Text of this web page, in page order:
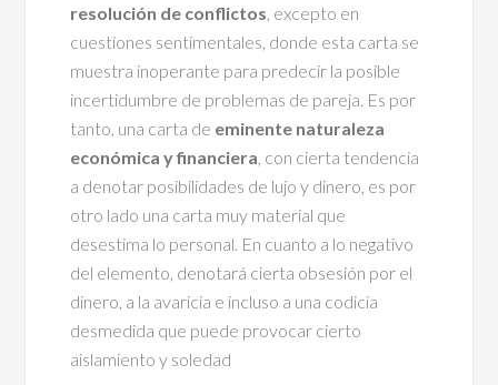
resolución de conflictos, excepto en
cuestiones sentimentales, donde esta carta se
muestra inoperante para predecir la posible
incertidumbre de problemas de pareja. Es por
tanto, una carta de eminente naturaleza
económica y financiera, con cierta tendencia
a denotar posibilidades de lujo y dinero, es por
otro lado una carta muy material que
desestima lo personal. En cuanto a lo negativo
del elemento, denotará cierta obsesión por el
dinero, a la avaricia e incluso a una codicia
desmedida que puede provocar cierto
aislamiento y soledad